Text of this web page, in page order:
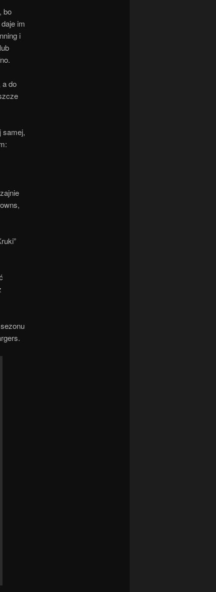
bo
im
i
a do
samej,